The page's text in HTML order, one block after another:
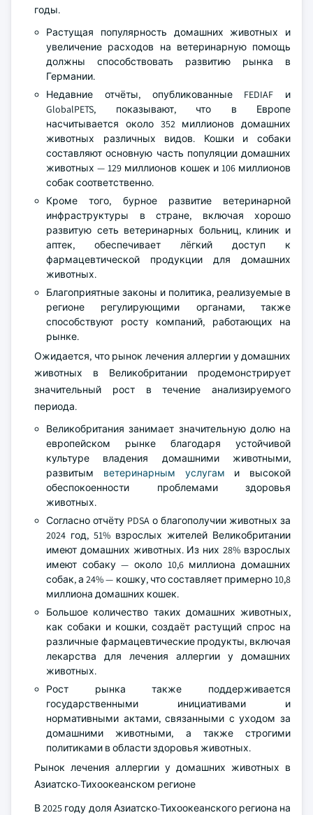
годы.
Растущая популярность домашних животных и
увеличение расходов на ветеринарную помощь
должны способствовать развитию рынка в
Германии.
Недавние отчёты, опубликованные FEDIAF и
GlobalPETS, показывают, что в Европе
насчитывается около 352 миллионов домашних
животных различных видов. Кошки и собаки
составляют основную часть популяции домашних
животных — 129 миллионов кошек и 106 миллионов
собак соответственно.
Кроме того, бурное развитие ветеринарной
инфраструктуры в стране, включая хорошо
развитую сеть ветеринарных больниц, клиник и
аптек, обеспечивает лёгкий доступ к
фармацевтической продукции для домашних
животных.
Благоприятные законы и политика, реализуемые в
регионе регулирующими органами, также
способствуют росту компаний, работающих на
рынке.
Ожидается, что рынок лечения аллергии у домашних
животных в Великобритании продемонстрирует
значительный рост в течение анализируемого
периода.
Великобритания занимает значительную долю на
европейском рынке благодаря устойчивой
культуре владения домашними животными,
развитым ветеринарным услугам и высокой
обеспокоенности проблемами здоровья
животных.
Согласно отчёту PDSA о благополучии животных за
2024 год, 51% взрослых жителей Великобритании
имеют домашних животных. Из них 28% взрослых
имеют собаку — около 10,6 миллиона домашних
собак, а 24% — кошку, что составляет примерно 10,8
миллиона домашних кошек.
Большое количество таких домашних животных,
как собаки и кошки, создаёт растущий спрос на
различные фармацевтические продукты, включая
лекарства для лечения аллергии у домашних
животных.
Рост рынка также поддерживается
государственными инициативами и
нормативными актами, связанными с уходом за
домашними животными, а также строгими
политиками в области здоровья животных.
Рынок лечения аллергии у домашних животных в
Азиатско-Тихоокеанском регионе
В 2025 году доля Азиатско-Тихоокеанского региона на